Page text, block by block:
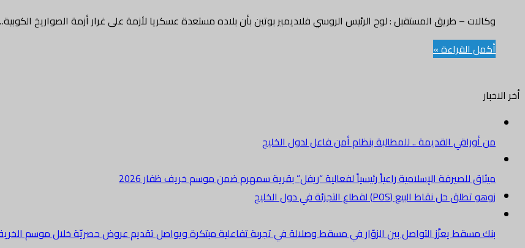
وكالات – طريق المستقبل : لوح الرئيس الروسي فلاديمير بوتين بأن بلاده مستعدة عسكريا لأزمة على غرار أزمة الصواريخ
أكمل القراءة »
أخر الاخبار
من أوراقي القديمة .. للمطالبة بنظام أمن فاعل لدول الخليج
ميثاق للصيرفة الإسلامية راعياً رئيسياً لفعالية “ريفل” بقرية سمهرم ضمن موسم خريف ظفار 2026
زوهو تطلق حل نقاط البيع (POS) لقطاع التجزئة في دول الخليج
بنك مسقط يعزّز التواصل بين الزوّار في مسقط وصلالة في تجربة تفاعلية مبتكرة ويواصل تقديم عروض حصريّة خلال موسم